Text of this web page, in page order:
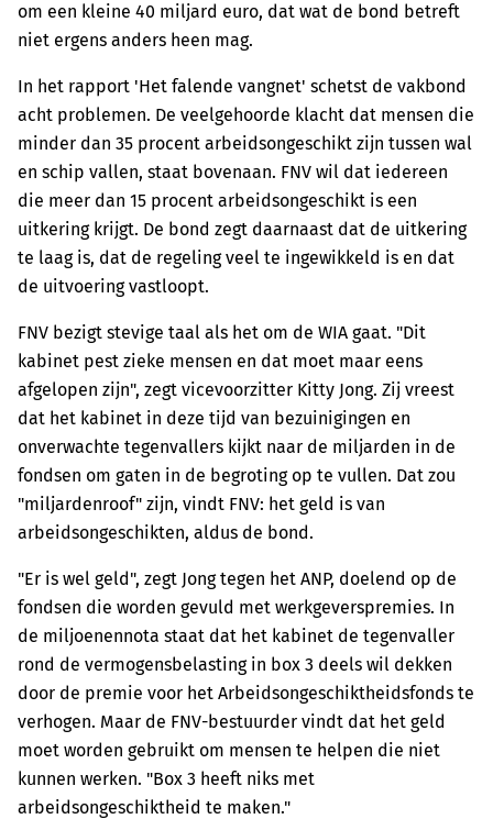
om een kleine 40 miljard euro, dat wat de bond betreft
niet ergens anders heen mag.
In het rapport 'Het falende vangnet' schetst de vakbond
acht problemen. De veelgehoorde klacht dat mensen die
minder dan 35 procent arbeidsongeschikt zijn tussen wal
en schip vallen, staat bovenaan. FNV wil dat iedereen
die meer dan 15 procent arbeidsongeschikt is een
uitkering krijgt. De bond zegt daarnaast dat de uitkering
te laag is, dat de regeling veel te ingewikkeld is en dat
de uitvoering vastloopt.
FNV bezigt stevige taal als het om de WIA gaat. "Dit
kabinet pest zieke mensen en dat moet maar eens
afgelopen zijn", zegt vicevoorzitter Kitty Jong. Zij vreest
dat het kabinet in deze tijd van bezuinigingen en
onverwachte tegenvallers kijkt naar de miljarden in de
fondsen om gaten in de begroting op te vullen. Dat zou
"miljardenroof" zijn, vindt FNV: het geld is van
arbeidsongeschikten, aldus de bond.
"Er is wel geld", zegt Jong tegen het ANP, doelend op de
fondsen die worden gevuld met werkgeverspremies. In
de miljoenennota staat dat het kabinet de tegenvaller
rond de vermogensbelasting in box 3 deels wil dekken
door de premie voor het Arbeidsongeschiktheidsfonds te
verhogen. Maar de FNV-bestuurder vindt dat het geld
moet worden gebruikt om mensen te helpen die niet
kunnen werken. "Box 3 heeft niks met
arbeidsongeschiktheid te maken."